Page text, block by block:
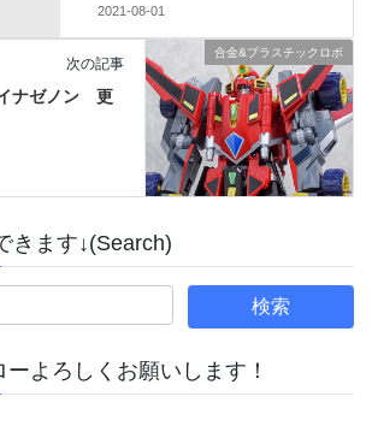
2021-08-01
合金&プラスチックロボ
次の記事
ナゼノン 更
きます↓(Search)
よろしくお願いします！